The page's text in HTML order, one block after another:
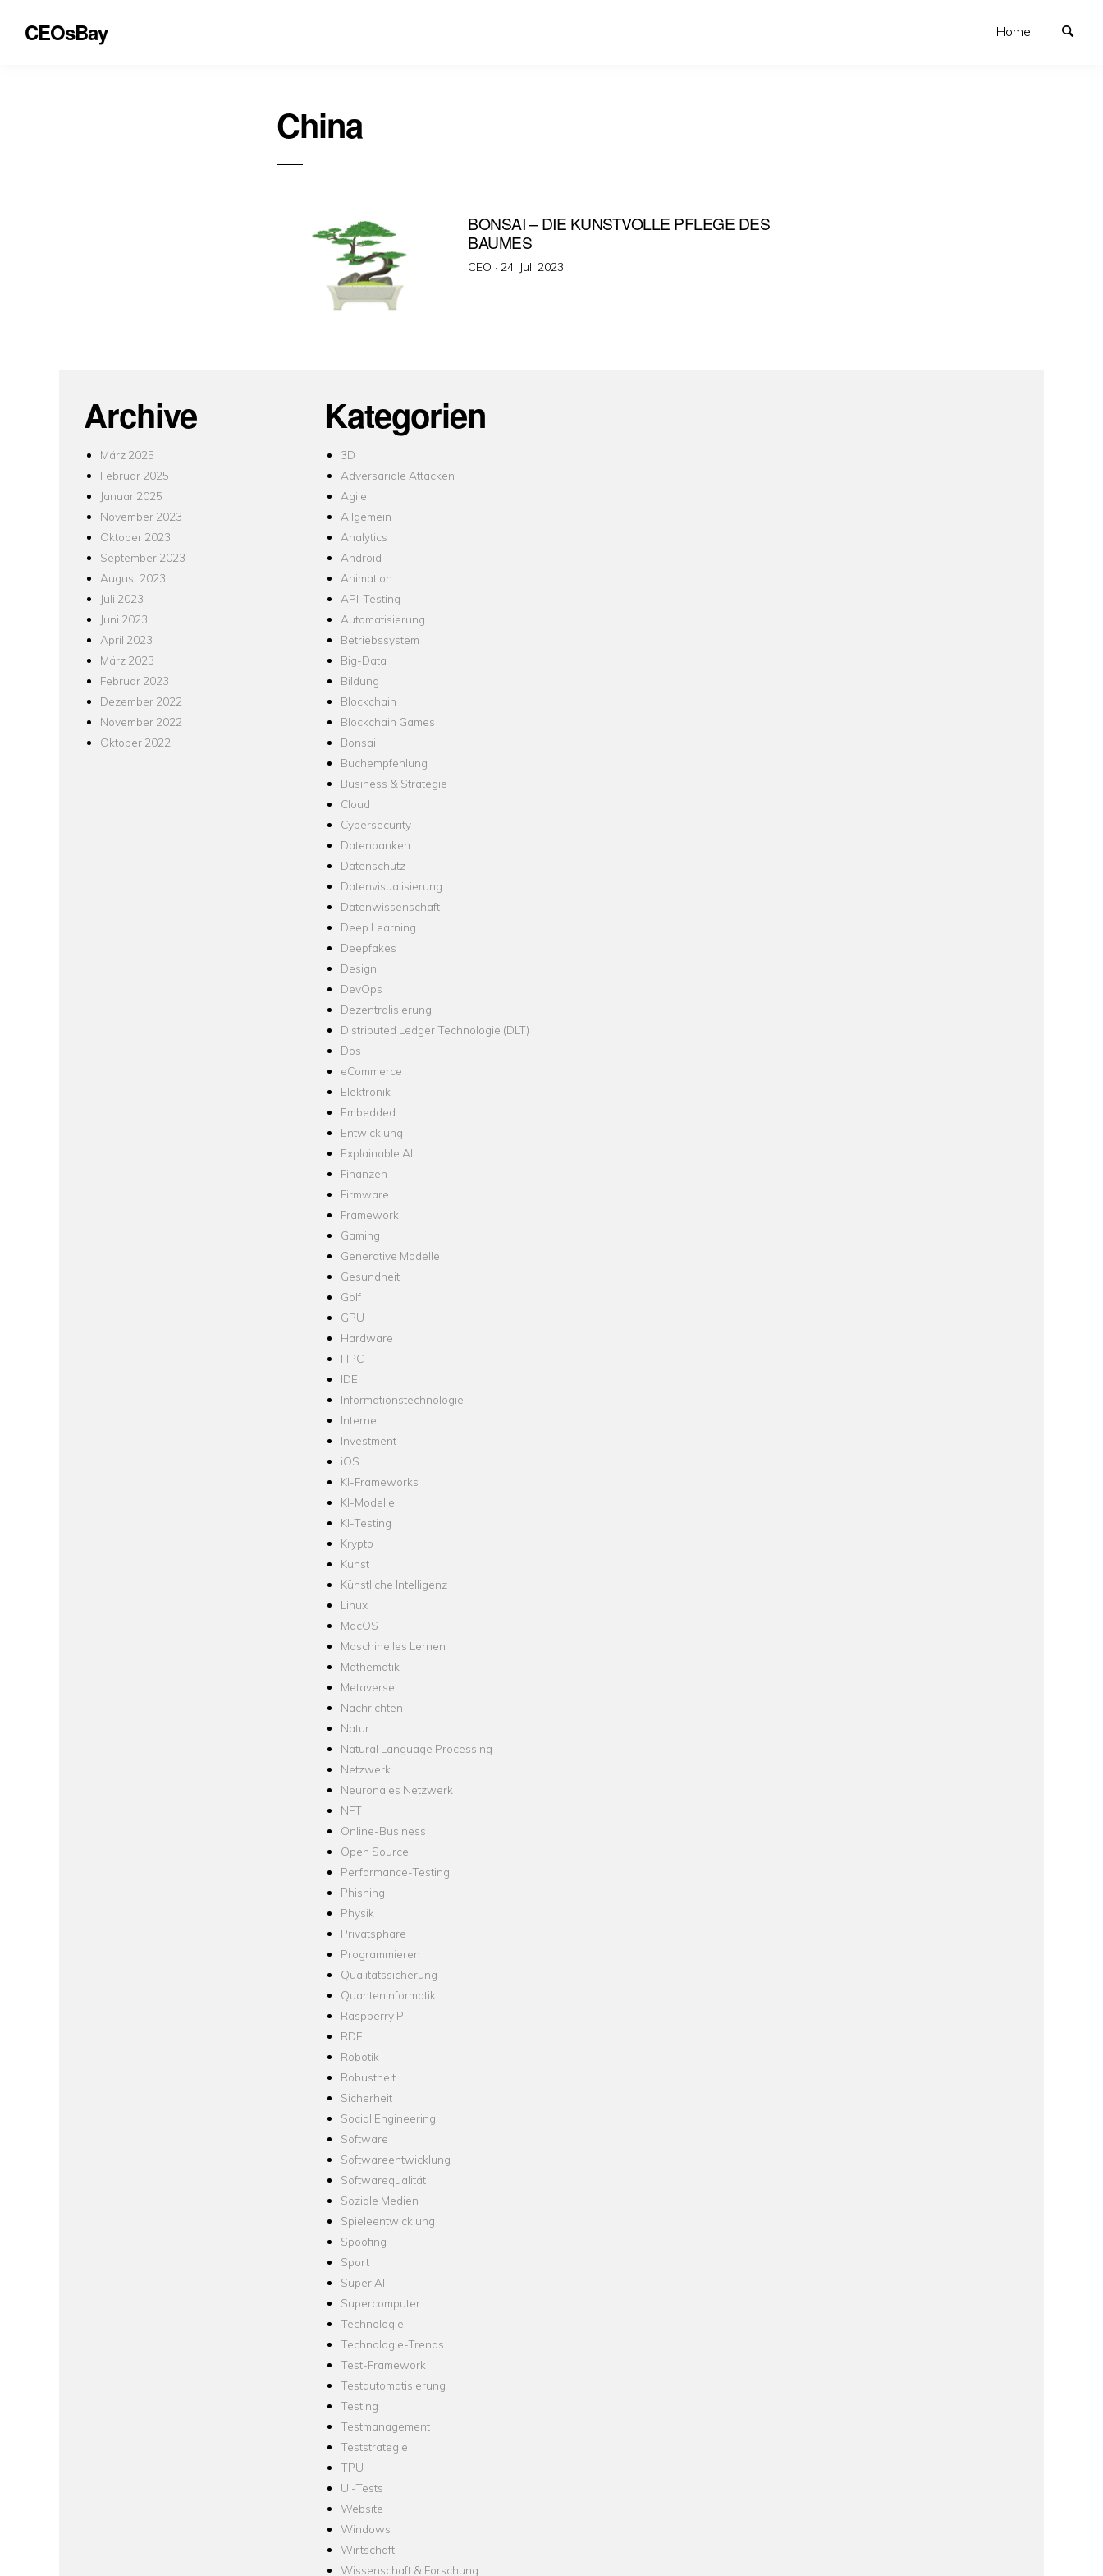
CEOsBay Home
China
BONSAI – DIE KUNSTVOLLE PFLEGE DES
BAUMES
CEO · Veröffentlicht
24. Juli 2023
Archive
März 2025
Februar 2025
Januar 2025
November 2023
Oktober 2023
September 2023
August 2023
Juli 2023
Juni 2023
April 2023
März 2023
Februar 2023
Dezember 2022
November 2022
Oktober 2022
Kategorien
3D
Adversariale Attacken
Agile
Allgemein
Analytics
Android
Animation
API-Testing
Automatisierung
Betriebssystem
Big-Data
Bildung
Blockchain
Blockchain Games
Bonsai
Buchempfehlung
Business & Strategie
Cloud
Cybersecurity
Datenbanken
Datenschutz
Datenvisualisierung
Datenwissenschaft
Deep Learning
Deepfakes
Design
DevOps
Dezentralisierung
Distributed Ledger Technologie (DLT)
Dos
eCommerce
Elektronik
Embedded
Entwicklung
Explainable AI
Finanzen
Firmware
Framework
Gaming
Generative Modelle
Gesundheit
Golf
GPU
Hardware
HPC
IDE
Informationstechnologie
Internet
Investment
iOS
KI-Frameworks
KI-Modelle
KI-Testing
Krypto
Kunst
Künstliche Intelligenz
Linux
MacOS
Maschinelles Lernen
Mathematik
Metaverse
Nachrichten
Natur
Natural Language Processing
Netzwerk
Neuronales Netzwerk
NFT
Online-Business
Open Source
Performance-Testing
Phishing
Physik
Privatsphäre
Programmieren
Qualitätssicherung
Quanteninformatik
Raspberry Pi
RDF
Robotik
Robustheit
Sicherheit
Social Engineering
Software
Softwareentwicklung
Softwarequalität
Soziale Medien
Spieleentwicklung
Spoofing
Sport
Super AI
Supercomputer
Technologie
Technologie-Trends
Test-Framework
Testautomatisierung
Testing
Testmanagement
Teststrategie
TPU
UI-Tests
Website
Windows
Wirtschaft
Wissenschaft & Forschung